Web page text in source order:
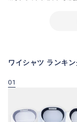
ワイシャツ ランキン
01